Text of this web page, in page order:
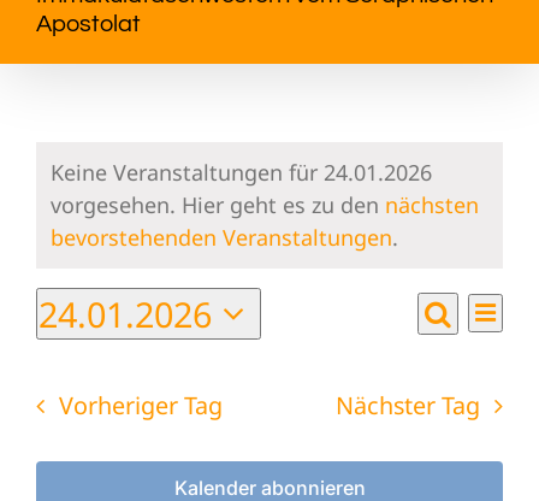
Apostolat
Hinweis
Keine Veranstaltungen für 24.01.2026
vorgesehen. Hier geht es zu den nächsten
bevorstehenden Veranstaltungen.
Suche
Tag
24.01.2026
Datum
wählen.
Vorheriger Tag Nächster Tag
Kalender abonnieren